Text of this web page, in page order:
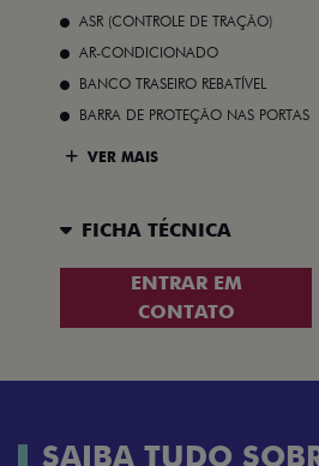
ASR (CONTROLE DE TRAÇÃO)
AR-CONDICIONADO
BANCO TRASEIRO REBATÍVEL
BARRA DE PROTEÇÃO NAS PORTAS
VER MAIS
FICHA TÉCNICA
ENTRAR EM
CONTATO
SAIBA TUDO